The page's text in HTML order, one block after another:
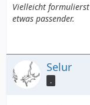
Vielleicht
etwas passender.
Selur
.